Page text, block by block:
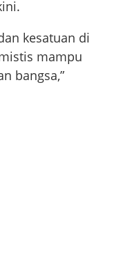
kesatuan di
mampu
bangsa,”